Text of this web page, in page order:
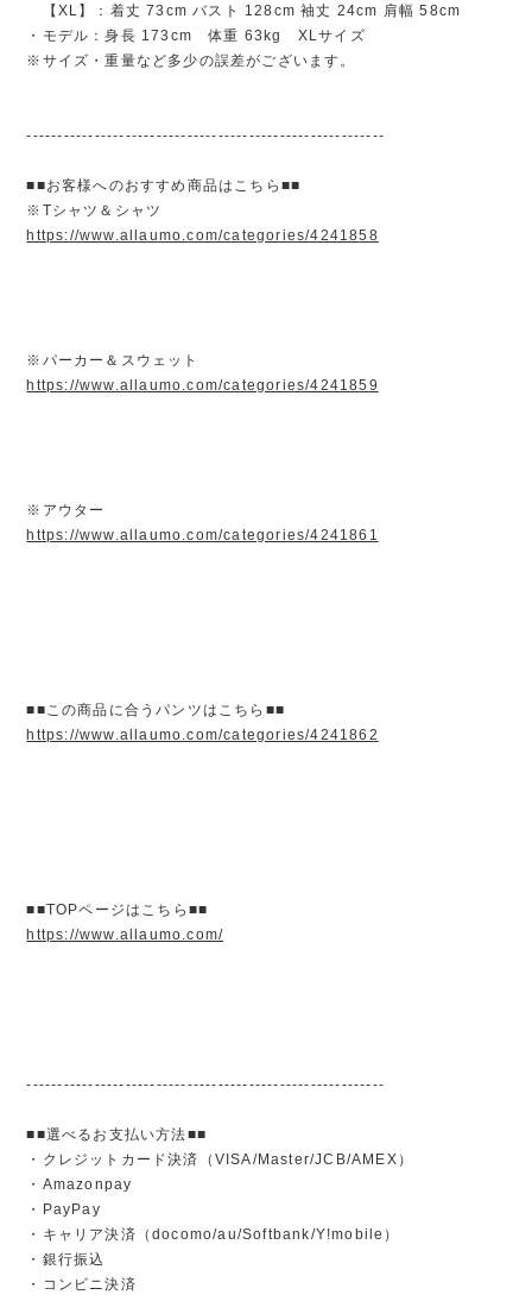
【XL】：着丈 73cm バスト 128cm 袖丈 24cm 肩幅 58cm
・モデル：身長 173cm 体重 63kg XLサイズ
※サイズ・重量など多少の誤差がございます。
----------------------------------------------------------
■■お客様へのおすすめ商品はこちら■■
※Tシャツ＆シャツ
https://www.allaumo.com/categories/4241858
※パーカー＆スウェット
https://www.allaumo.com/categories/4241859
※アウター
https://www.allaumo.com/categories/4241861
■■この商品に合うパンツはこちら■■
https://www.allaumo.com/categories/4241862
■■TOPページはこちら■■
https://www.allaumo.com/
----------------------------------------------------------
■■選べるお支払い方法■■
・クレジットカード決済（VISA/Master/JCB/AMEX）
・Amazonpay
・PayPay
・キャリア決済（docomo/au/Softbank/Y!mobile）
・銀行振込
・コンビニ決済